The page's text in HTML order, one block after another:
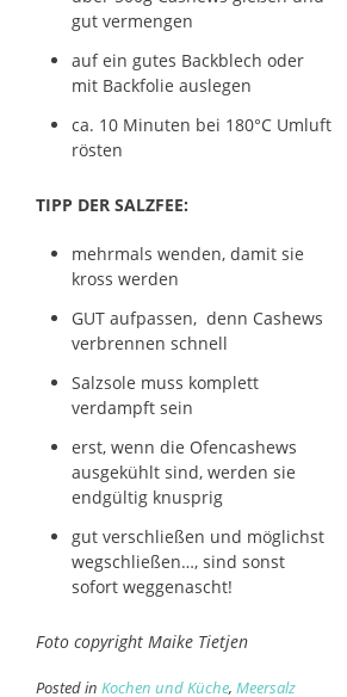
gut vermengen
auf ein gutes Backblech oder
mit Backfolie auslegen
ca. 10 Minuten bei 180°C Umluft
rösten
TIPP DER SALZFEE:
mehrmals wenden, damit sie
kross werden
GUT aufpassen, denn Cashews
verbrennen schnell
Salzsole muss komplett
verdampft sein
erst, wenn die Ofencashews
ausgekühlt sind, werden sie
endgültig knusprig
gut verschließen und möglichst
wegschließen…, sind sonst
sofort weggenascht!
Foto copyright Maike Tietjen
Posted in Kochen und Küche, Meersalz